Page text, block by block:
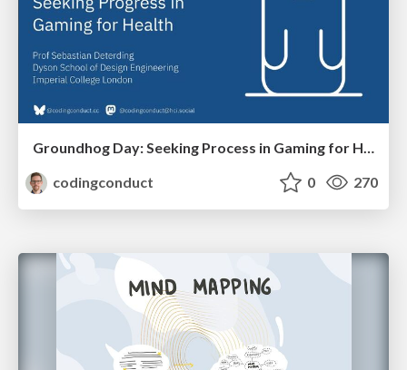
Groundhog Day: Seeking Process in Gaming for Health
codingconduct
0 270